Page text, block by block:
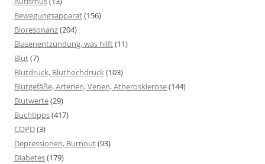
Bewegungsapparat(156)
Bioresonanz(204)
Blasenentzündung, was hilft(11)
Blut(7)
Blutdruck, Bluthochdruck(103)
Blutgefäße, Arterien, Venen, Atherosklerose(144)
Blutwerte(29)
Buchtipps(417)
COPD(3)
Depressionen, Burnout(93)
Diabetes(179)